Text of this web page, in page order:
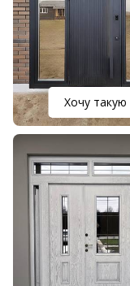
Хочу такую